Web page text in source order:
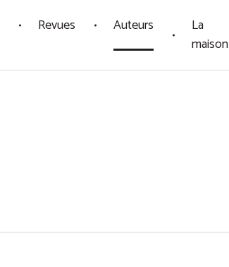
Revues Auteurs
La
maison